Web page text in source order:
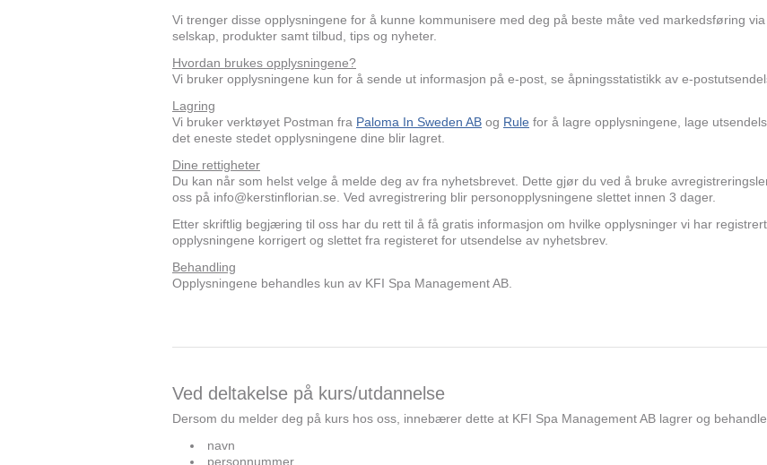
Vi trenger disse opplysningene for å kunne kommunisere med deg på beste måte ved markedsføring
selskap, produkter samt tilbud, tips og nyheter.
Hvordan brukes opplysningene?
Vi bruker opplysningene kun for å sende ut informasjon på e-post, se åpningsstatistikk av e-
Lagring
Vi bruker verktøyet Postman fra Paloma In Sweden AB og Rule for å lagre opplysningene, lage
det eneste stedet opplysningene dine blir lagret.
Dine rettigheter
Du kan når som helst velge å melde deg av fra nyhetsbrevet. Dette gjør du ved å bruke
oss på info@kerstinflorian.se. Ved avregistrering blir personopplysningene slettet innen 3 dager.
Etter skriftlig begjæring til oss har du rett til å få gratis informasjon om hvilke opplysninger vi har
opplysningene korrigert og slettet fra registeret for utsendelse av nyhetsbrev.
Behandling
Opplysningene behandles kun av KFI Spa Management AB.
Ved deltakelse på kurs/utdannelse
Dersom du melder deg på kurs hos oss, innebærer dette at KFI Spa Management AB lagrer og
navn
personnummer